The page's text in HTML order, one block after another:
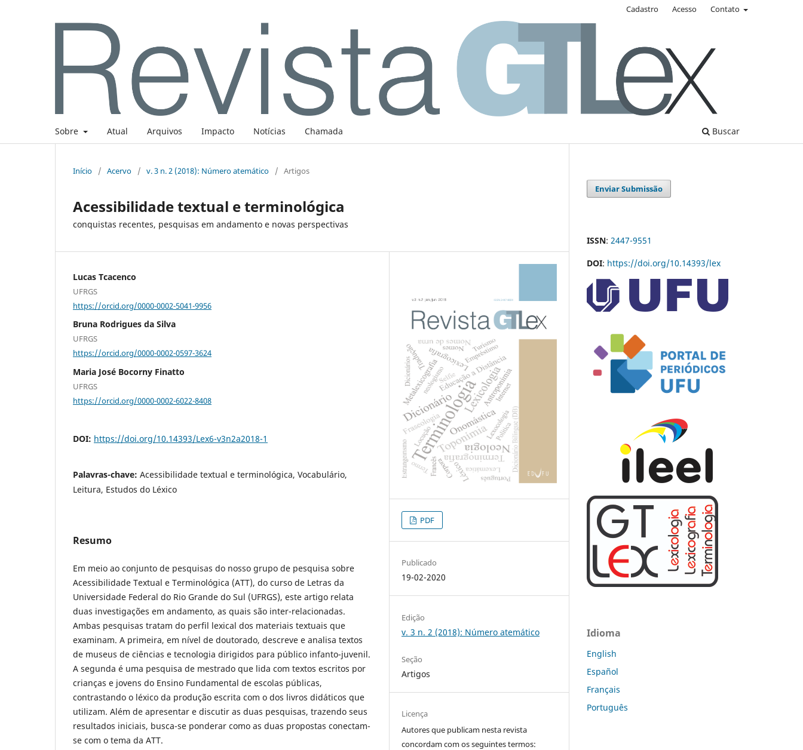
Sobre Atual Arquivos Impacto Notícias Chamada Buscar
Cadastro Acesso Contato
Início / Acervo / v. 3 n. 2 (2018): Número atemático / Artigos
Acessibilidade textual e terminológica
conquistas recentes, pesquisas em andamento e novas perspectivas
Lucas Tcacenco
UFRGS
https://orcid.org/0000-0002-5041-9956
Bruna Rodrigues da Silva
UFRGS
https://orcid.org/0000-0002-0597-3624
Maria José Bocorny Finatto
UFRGS
https://orcid.org/0000-0002-6022-8408
DOI: https://doi.org/10.14393/Lex6-v3n2a2018-1
Palavras-chave: Acessibilidade textual e terminológica, Vocabulário,
Leitura, Estudos do Léxico
Resumo
Em meio ao conjunto de pesquisas do nosso grupo de pesquisa sobre
Acessibilidade Textual e Terminológica (ATT), do curso de Letras da
Universidade Federal do Rio Grande do Sul (UFRGS), este artigo relata
duas investigações em andamento, as quais são inter-relacionadas.
Ambas pesquisas tratam do perfil lexical dos materiais textuais que
examinam. A primeira, em nível de doutorado, descreve e analisa textos
de museus de ciências e tecnologia dirigidos para público infanto-juvenil.
A segunda é uma pesquisa de mestrado que lida com textos escritos por
crianças e jovens do Ensino Fundamental de escolas públicas,
contrastando o léxico da produção escrita com o dos livros didáticos que
utilizam. Além de apresentar e discutir as duas pesquisas, trazendo seus
resultados iniciais, busca-se ponderar como as duas propostas conectam-
se com o tema da ATT.
PDF
Publicado
19-02-2020
Edição
v. 3 n. 2 (2018): Número atemático
Seção
Artigos
Licença
Autores que publicam nesta revista
concordam com os seguintes termos:
Enviar Submissão
ISSN: 2447-9551
DOI: https://doi.org/10.14393/lex
Idioma
English
Español
Français
Português